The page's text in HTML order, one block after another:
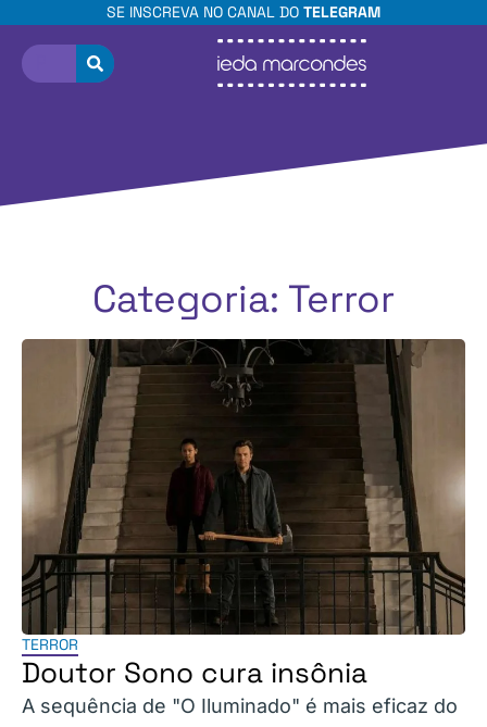
SE INSCREVA NO CANAL DO TELEGRAM
Categoria: Terror
TERROR
Doutor Sono cura insônia
A sequência de "O Iluminado" é mais eficaz do